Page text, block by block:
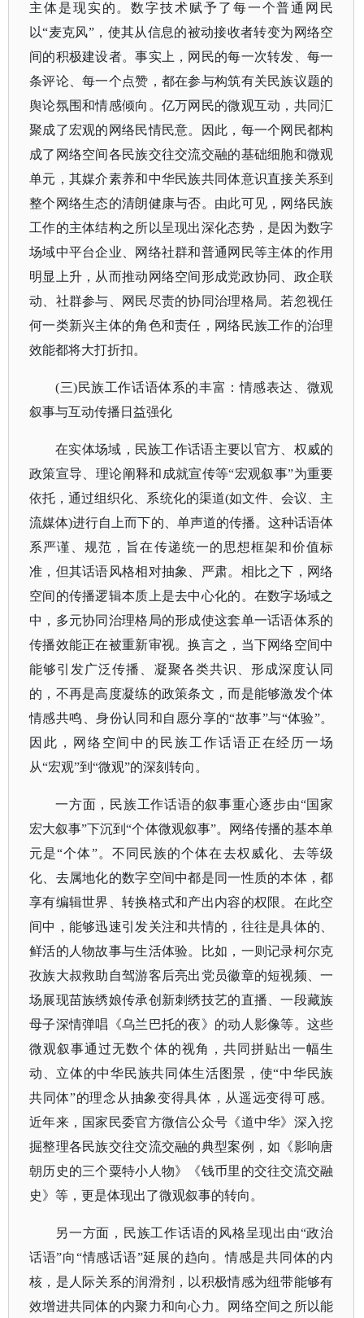
主体是现实的。数字技术赋予了每一个普通网民
以“麦克风”，使其从信息的被动接收者转变为网络空
间的积极建设者。事实上，网民的每一次转发、每一
条评论、每一个点赞，都在参与构筑有关民族议题的
舆论氛围和情感倾向。亿万网民的微观互动，共同汇
聚成了宏观的网络民情民意。因此，每一个网民都构
成了网络空间各民族交往交流交融的基础细胞和微观
单元，其媒介素养和中华民族共同体意识直接关系到
整个网络生态的清朗健康与否。由此可见，网络民族
工作的主体结构之所以呈现出深化态势，是因为数字
场域中平台企业、网络社群和普通网民等主体的作用
明显上升，从而推动网络空间形成党政协同、政企联
动、社群参与、网民尽责的协同治理格局。若忽视任
何一类新兴主体的角色和责任，网络民族工作的治理
效能都将大打折扣。
(三)民族工作话语体系的丰富：情感表达、微观
叙事与互动传播日益强化
在实体场域，民族工作话语主要以官方、权威的
政策宣导、理论阐释和成就宣传等“宏观叙事”为重要
依托，通过组织化、系统化的渠道(如文件、会议、主
流媒体)进行自上而下的、单声道的传播。这种话语体
系严谨、规范，旨在传递统一的思想框架和价值标
准，但其话语风格相对抽象、严肃。相比之下，网络
空间的传播逻辑本质上是去中心化的。在数字场域之
中，多元协同治理格局的形成使这套单一话语体系的
传播效能正在被重新审视。换言之，当下网络空间中
能够引发广泛传播、凝聚各类共识、形成深度认同
的，不再是高度凝练的政策条文，而是能够激发个体
情感共鸣、身份认同和自愿分享的“故事”与“体验”。
因此，网络空间中的民族工作话语正在经历一场
从“宏观”到“微观”的深刻转向。
一方面，民族工作话语的叙事重心逐步由“国家
宏大叙事”下沉到“个体微观叙事”。网络传播的基本单
元是“个体”。不同民族的个体在去权威化、去等级
化、去属地化的数字空间中都是同一性质的本体，都
享有编辑世界、转换格式和产出内容的权限。在此空
间中，能够迅速引发关注和共情的，往往是具体的、
鲜活的人物故事与生活体验。比如，一则记录柯尔克
孜族大叔救助自驾游客后亮出党员徽章的短视频、一
场展现苗族绣娘传承创新刺绣技艺的直播、一段藏族
母子深情弹唱《乌兰巴托的夜》的动人影像等。这些
微观叙事通过无数个体的视角，共同拼贴出一幅生
动、立体的中华民族共同体生活图景，使“中华民族
共同体”的理念从抽象变得具体，从遥远变得可感。
近年来，国家民委官方微信公众号《道中华》深入挖
掘整理各民族交往交流交融的典型案例，如《影响唐
朝历史的三个粟特小人物》《钱币里的交往交流交融
史》等，更是体现出了微观叙事的转向。
另一方面，民族工作话语的风格呈现出由“政治
话语”向“情感话语”延展的趋向。情感是共同体的内
核，是人际关系的润滑剂，以积极情感为纽带能够有
效增进共同体的内聚力和向心力。网络空间之所以能